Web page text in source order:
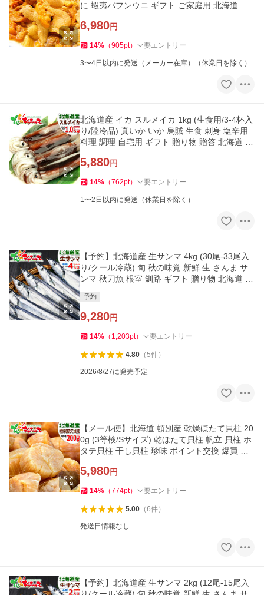
に 蝦夷バフンウニ ギフト ご家庭用 北海道 グ
6,980円
14% （905pt） 要エントリー
3〜4日以内に発送（メーカー在庫）（休業日を除く）
北海道産 イカ スルメイカ 1kg (生食用/3-4杯入
り/陸冷品) 真いか いか 烏賊 生食 刺身 塩辛用
料理 調理 自宅用 ギフト 贈り物 贈答 北海道 グ
5,880円
14% （762pt） 要エントリー
1〜2日以内に発送（休業日を除く）
【予約】北海道産 生サンマ 4kg (30尾-33尾入
り/クール冷蔵) 旬 秋の味覚 新鮮 生 さんま サ
ンマ 秋刀魚 根室 釧路 ギフト 贈り物 北海道 グ
予約
9,280円
14% （ 1,203pt） 要エントリー
4.80（5件）
2026/8/27に発売予定
【メール便】北海道 頓別産 乾燥ほたて貝柱 20
0g (3等検/Sサイズ) 乾ほたて貝柱 帆立 貝柱 ホ
タテ貝柱 干し貝柱 珍味 ポイント交換 爆買 お
5,980円
14% （774pt） 要エントリー
5.00（6件）
発送日情報なし
【予約】北海道産 生サンマ 2kg (12尾-15尾入